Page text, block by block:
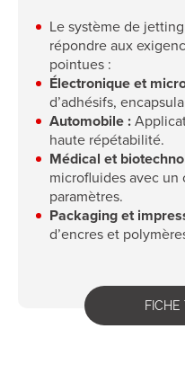
Le système de jetting
répondre aux
pointues :
Électronique et
d’adhésifs,
Automobile :
haute répétabilité.
Médical et
microfluides avec
paramètres.
Packaging et
d’encres et